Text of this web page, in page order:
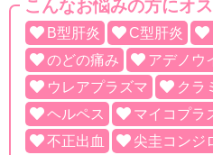
こんなお悩みの方にオ
B型肝炎 C型肝炎
のどの痛み
アデノウ
ウレアプラズマ
クラ
ヘルペス
マイコプラ
不正出血
尖圭コンジ